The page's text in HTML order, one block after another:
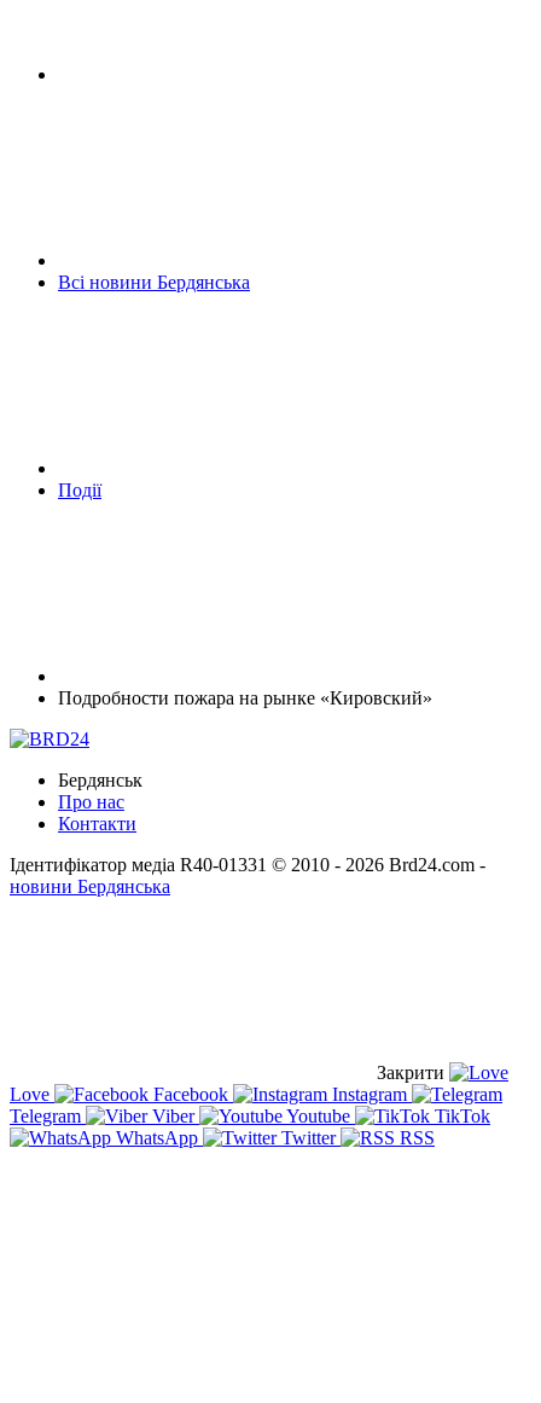
Всі новини Бердянська
Події
Подробности пожара на рынке «Кировский»
Бердянськ
Про нас
Контакти
Ідентифікатор медіа R40-01331 © 2010 - 2026 Brd24.com -
новини Бердянська
Закрити
Love
Facebook
Instagram
Telegram
Viber Youtube
TikTok
WhatsApp
Twitter RSS